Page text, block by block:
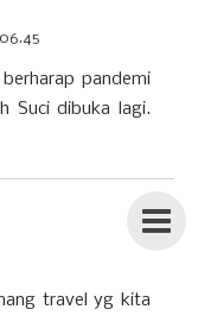
pandemi
Suci dibuka lagi.
travel yg kita